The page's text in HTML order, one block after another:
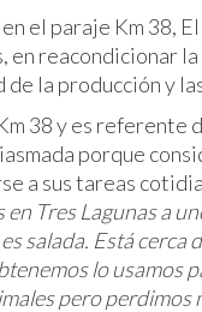
el paraje Km 38,
en reacondicionar
la producción y
38 y es referente
porque
a sus tareas
Tres Lagunas a
salada. Está
lo usamos
pero perdimos